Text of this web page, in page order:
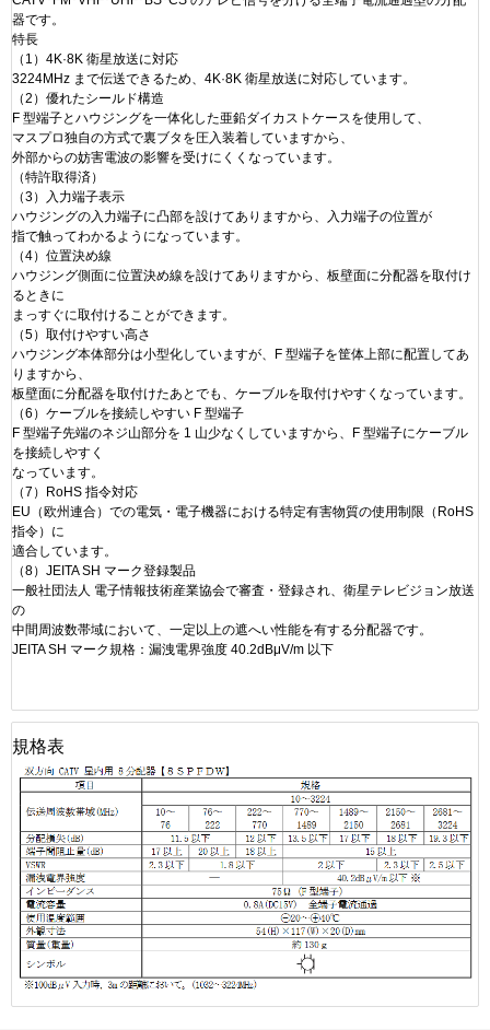
器です。
特長
（1）4K·8K 衛星放送に対応
3224MHz まで伝送できるため、4K·8K 衛星放送に対応しています。
（2）優れたシールド構造
F 型端子とハウジングを一体化した亜鉛ダイカストケースを使用して、
マスプロ独自の方式で裏ブタを圧入装着していますから、
外部からの妨害電波の影響を受けにくくなっています。
（特許取得済）
（3）入力端子表示
ハウジングの入力端子に凸部を設けてありますから、入力端子の位置が
指で触ってわかるようになっています。
（4）位置決め線
ハウジング側面に位置決め線を設けてありますから、板壁面に分配器を取付け
るときに
まっすぐに取付けることができます。
（5）取付けやすい高さ
ハウジング本体部分は小型化していますが、F 型端子を筐体上部に配置してあ
りますから、
板壁面に分配器を取付けたあとでも、ケーブルを取付けやすくなっています。
（6）ケーブルを接続しやすい F 型端子
F 型端子先端のネジ山部分を 1 山少なくしていますから、F 型端子にケーブル
を接続しやすく
なっています。
（7）RoHS 指令対応
EU（欧州連合）での電気・電子機器における特定有害物質の使用制限（RoHS
指令）に
適合しています。
（8）JEITA SH マーク登録製品
一般社団法人 電子情報技術産業協会で審査・登録され、衛星テレビジョン放送
の
中間周波数帯域において、一定以上の遮へい性能を有する分配器です。
JEITA SH マーク規格：漏洩電界強度 40.2dBμV/m 以下
規格表